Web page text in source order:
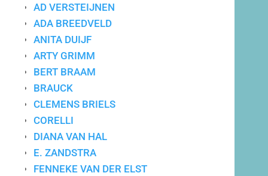
AD VERSTEIJNEN
ADA BREEDVELD
ANITA DUIJF
ARTY GRIMM
BERT BRAAM
BRAUCK
CLEMENS BRIELS
CORELLI
DIANA VAN HAL
E. ZANDSTRA
FENNEKE VAN DER ELST